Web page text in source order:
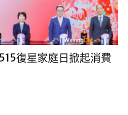
復星家庭日掀起消費